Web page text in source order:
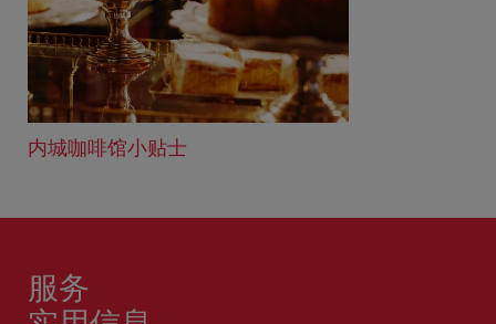
内城咖啡馆小贴士
服务